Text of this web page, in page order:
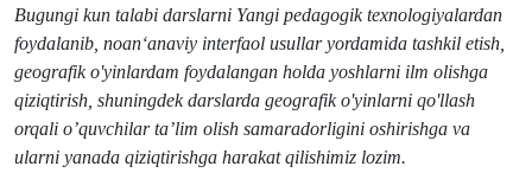
Bugungi kun talabi darslarni Yangi pedagogik texnologiyalardan
foydalanib, noan‘anaviy interfaol usullar yordamida tashkil etish,
geografik o'yinlardam foydalangan holda yoshlarni ilm olishga
qiziqtirish, shuningdek darslarda geografik o'yinlarni qo'llash
orqali o’quvchilar ta’lim olish samaradorligini oshirishga va
ularni yanada qiziqtirishga harakat qilishimiz lozim.